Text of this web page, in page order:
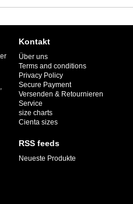
Kontakt
Über uns
Terms and conditions
Privacy Policy
Secure Payment
Versenden & Retournieren
Service
size charts
Cienta sizes
RSS feeds
Neueste Produkte